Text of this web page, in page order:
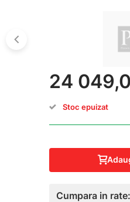
24
Stoc epuizat
Cumpara in rate: